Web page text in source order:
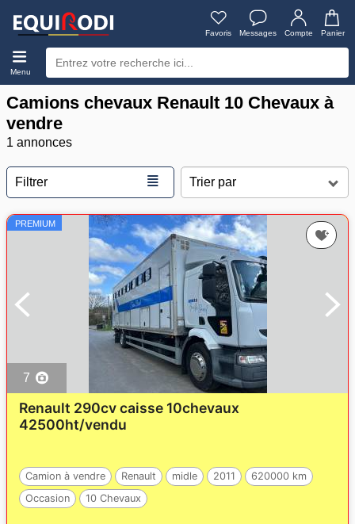
Favoris Messages Compte Panier
Menu
Camions chevaux Renault 10 Chevaux à
vendre
1 annonces
Filtrer ≣
PREMIUM
7
Renault 290cv caisse 10chevaux
42500ht/vendu
Camion à vendre Renault midle 2011
620000 km
Occasion
10 Chevaux